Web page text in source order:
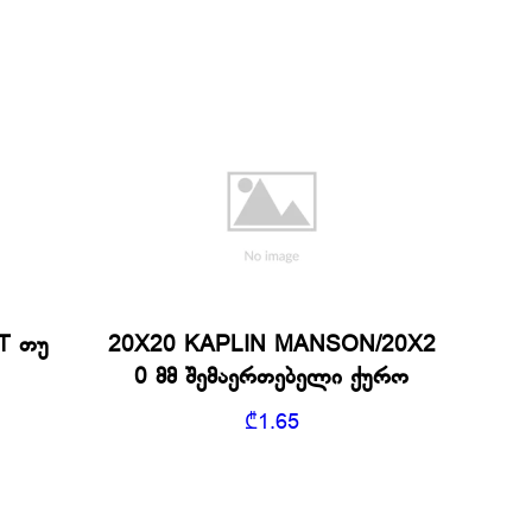
თუ
20X20 KAPLIN MANSON/20X2
0 მმ შემაერთებელი ქურო
₾1.65